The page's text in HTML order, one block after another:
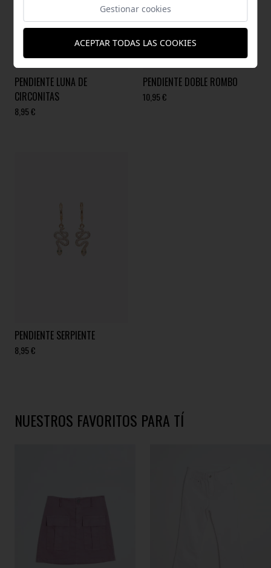
PENDIENTE LUNA DE
CIRCONITAS
8,95 €
PENDIENTE DOBLE ROMBO
10,95 €
PENDIENTE SERPIENTE
8,95 €
NUESTROS FAVORITOS PARA TÍ
Gestionar cookies
ACEPTAR TODAS LAS COOKIES